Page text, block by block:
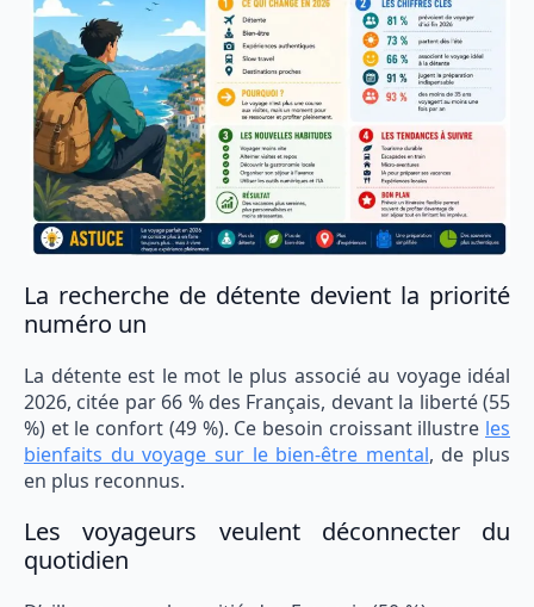
La recherche de détente devient la priorité
numéro un
La détente est le mot le plus associé au voyage idéal
2026, citée par 66 % des Français, devant la liberté (55
%) et le confort (49 %). Ce besoin croissant illustre les
bienfaits du voyage sur le bien-être mental, de plus
en plus reconnus.
Les voyageurs veulent déconnecter du
quotidien